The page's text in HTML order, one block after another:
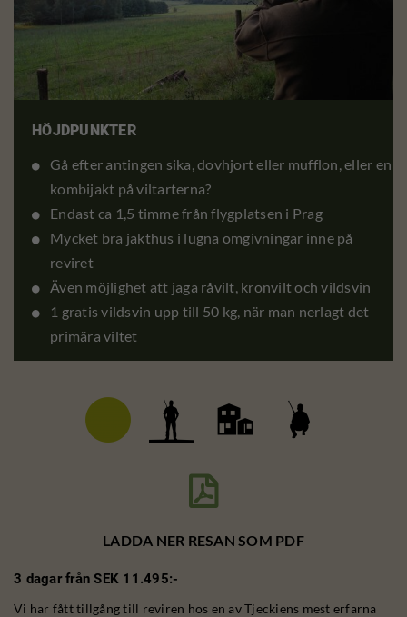
HÖJDPUNKTER
Gå efter antingen sika, dovhjort eller mufflon, eller en
kombijakt på viltarterna?
Endast ca 1,5 timme från flygplatsen i Prag
Mycket bra jakthus i lugna omgivningar inne på
reviret
Även möjlighet att jaga råvilt, kronvilt och vildsvin
1 gratis vildsvin upp till 50 kg, när man nerlagt det
primära viltet

LADDA NER RESAN SOM PDF
3 dagar från SEK 11.495:-
Vi har fått tillgång till reviren hos en av Tjeckiens mest erfarna